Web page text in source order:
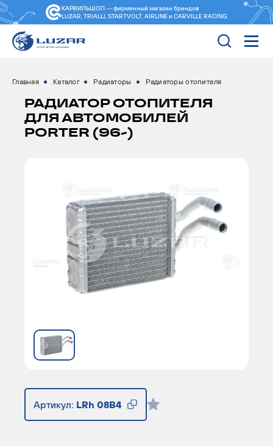
КАРВИЛЬШОП — фирменный магазин брендов
LUZAR, TRIALLI, STARTVOLT, AIRLINE и CARVILLE RACING
Главная Каталог Радиаторы Радиаторы отопителя
РАДИАТОР ОТОПИТЕЛЯ
ДЛЯ АВТОМОБИЛЕЙ
PORTER (96-)
Артикул: LRh 08B4